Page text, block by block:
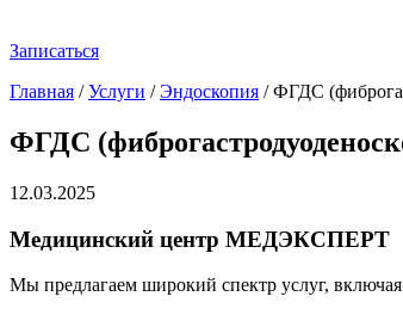
Записаться
Главная /Услуги /Эндоскопия /ФГДС
ФГДС
12.03.2025
Медицинский центр МЕДЭКСПЕРТ
Мы предлагаем широкий спектр услуг,